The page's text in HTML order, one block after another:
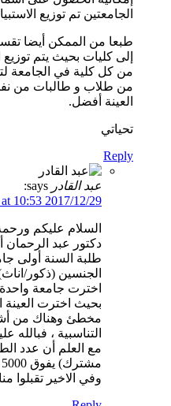
الجامعتين تم توزيع
طبعا من الممكن أيضا
إلى كليات بحيث يتم
من كل كلية في الجامعة
من طلاب و طالبات من
العينة أفضل.
تحياتي
Reply
عبد القادر says:
2017/12/29 at 10:53 م
السلام عليكم
دكتور عبد الرحمان
طلبة السنة أولى
الجنسين (ذكور/
اخترت جامعة واحدة
بحيث اخترت العينة
مخطئ وهناك من
التناسبية ،
مع العلم أن عدد
مشترك) يفوق 5000 طالب وطالبة
وفي الاخير تقبلوا